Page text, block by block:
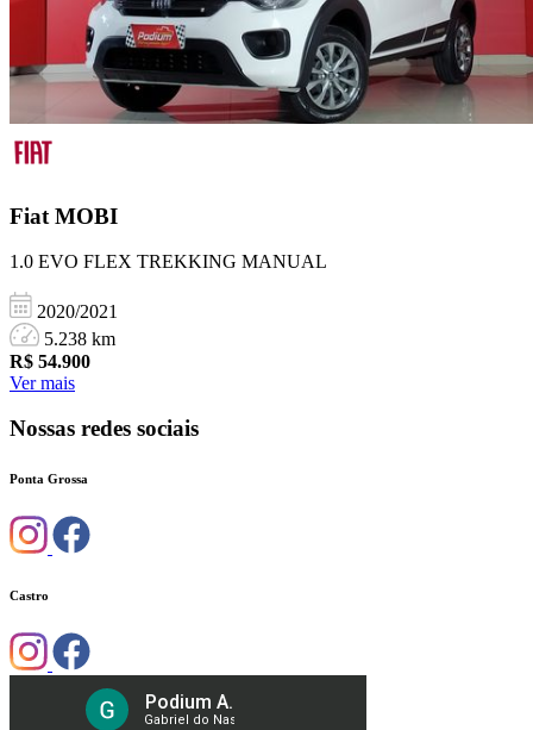
Fiat MOBI
1.0 EVO FLEX TREKKING MANUAL
2020/2021
5.238 km
R$ 54.900
Ver mais
Nossas redes sociais
Ponta Grossa
Castro